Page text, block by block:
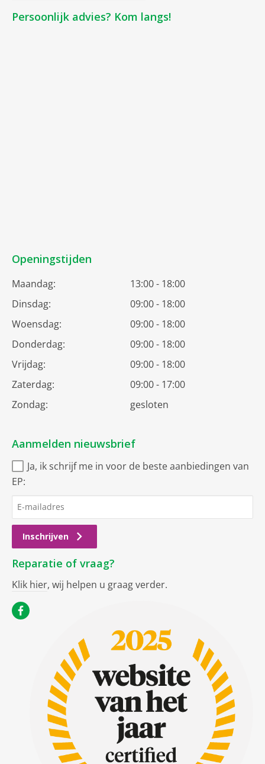
Persoonlijk advies? Kom langs!
Openingstijden
Maandag:
13:00 - 18:00
Dinsdag:
09:00 - 18:00
Woensdag:
09:00 - 18:00
Donderdag:
09:00 - 18:00
Vrijdag:
09:00 - 18:00
Zaterdag:
09:00 - 17:00
Zondag:
gesloten
Aanmelden nieuwsbrief
Ja, ik schrijf me in voor de beste aanbiedingen van
EP:
Inschrijven
Reparatie of vraag?
Klik hier, wij helpen u graag verder.